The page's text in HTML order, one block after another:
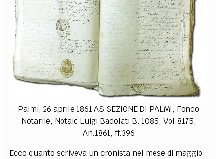
Palmi, 26 aprile 1861 AS SEZIONE DI PALMI, Fondo
Notarile, Notaio Luigi Badolati B. 1085, Vol.8175,
An.1861, ff.396
Ecco quanto scriveva un cronista nel mese di maggio